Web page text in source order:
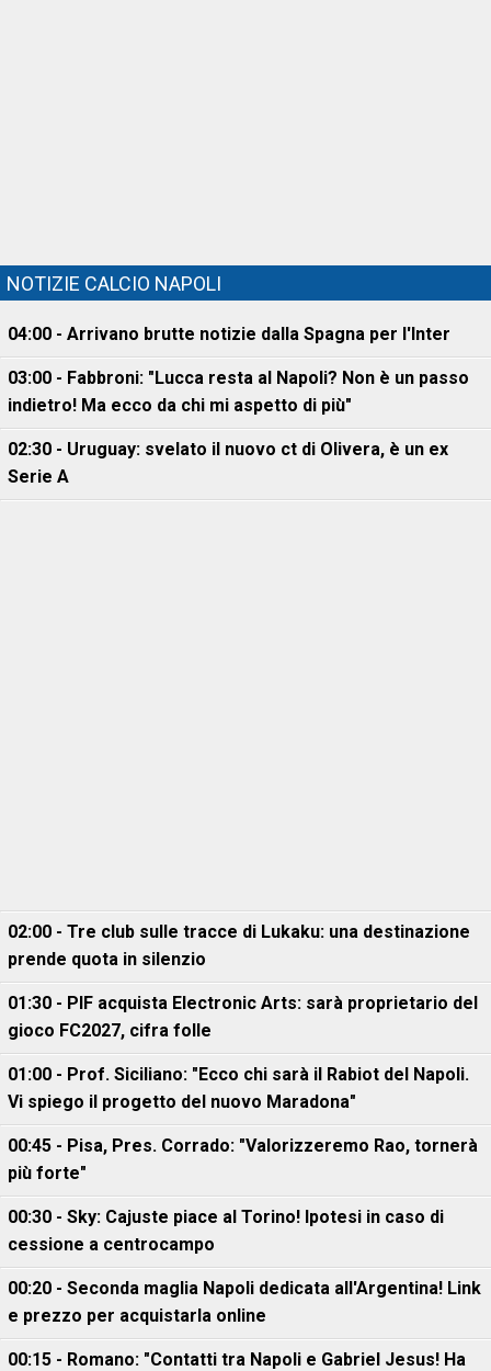
NOTIZIE CALCIO NAPOLI
04:00 - Arrivano brutte notizie dalla Spagna per l'Inter
03:00 - Fabbroni: "Lucca resta al Napoli? Non è un passo
indietro! Ma ecco da chi mi aspetto di più"
02:30 - Uruguay: svelato il nuovo ct di Olivera, è un ex
Serie A
02:00 - Tre club sulle tracce di Lukaku: una destinazione
prende quota in silenzio
01:30 - PIF acquista Electronic Arts: sarà proprietario del
gioco FC2027, cifra folle
01:00 - Prof. Siciliano: "Ecco chi sarà il Rabiot del Napoli.
Vi spiego il progetto del nuovo Maradona"
00:45 - Pisa, Pres. Corrado: "Valorizzeremo Rao, tornerà
più forte"
00:30 - Sky: Cajuste piace al Torino! Ipotesi in caso di
cessione a centrocampo
00:20 - Seconda maglia Napoli dedicata all'Argentina! Link
e prezzo per acquistarla online
00:15 - Romano: "Contatti tra Napoli e Gabriel Jesus! Ha